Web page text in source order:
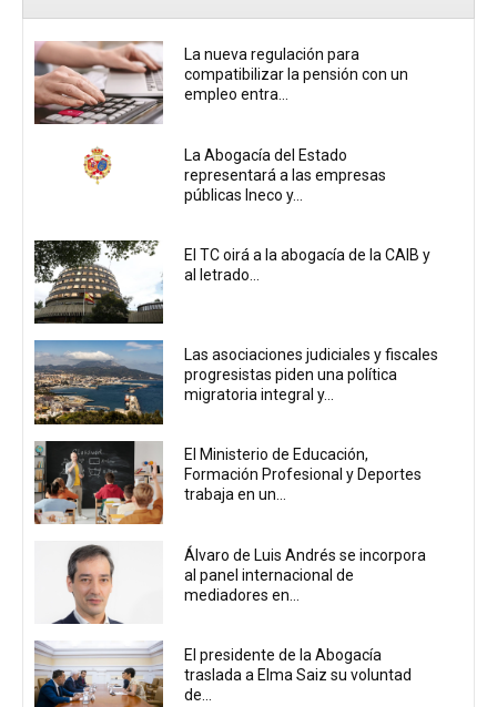
La nueva regulación para
compatibilizar la pensión con un
empleo entra...
La Abogacía del Estado
representará a las empresas
públicas Ineco y...
El TC oirá a la abogacía de la CAIB y
al letrado...
Las asociaciones judiciales y fiscales
progresistas piden una política
migratoria integral y...
El Ministerio de Educación,
Formación Profesional y Deportes
trabaja en un...
Álvaro de Luis Andrés se incorpora
al panel internacional de
mediadores en...
El presidente de la Abogacía
traslada a Elma Saiz su voluntad
de...